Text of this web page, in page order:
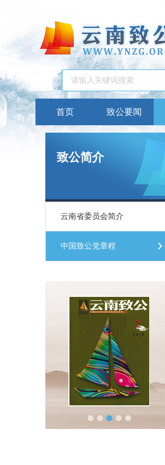
首页 致公要闻
致公简介
云南省委员会简介
中国致公党章程